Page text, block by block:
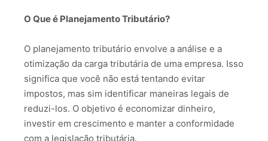
O Que é Planejamento Tributário?
O planejamento tributário envolve a análise e a
otimização da carga tributária de uma empresa. Isso
significa que você não está tentando evitar
impostos, mas sim identificar maneiras legais de
reduzi-los. O objetivo é economizar dinheiro,
investir em crescimento e manter a conformidade
com a legislação tributária.